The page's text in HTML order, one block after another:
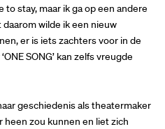
to stay, maar ik ga op een andere
wilde ik een nieuw
er is iets zachters voor in de
SONG’ kan zelfs vreugde
geschiedenis als theatermaker
zou kunnen en liet zich